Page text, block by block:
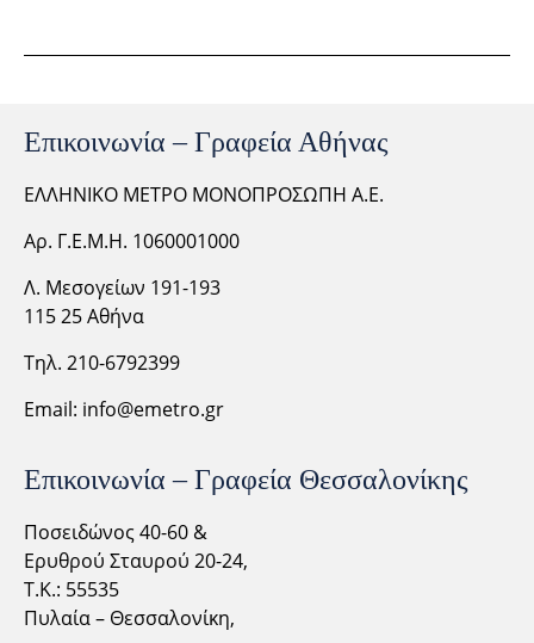
Επικοινωνία – Γραφεία Αθήνας
ΕΛΛΗΝΙΚΟ ΜΕΤΡΟ ΜΟΝΟΠΡΟΣΩΠΗ Α.Ε.
Αρ. Γ.Ε.Μ.Η. 1060001000
Λ. Μεσογείων 191-193
115 25 Αθήνα
Τηλ. 210-6792399
Email: info@emetro.gr
Επικοινωνία – Γραφεία Θεσσαλονίκης
Ποσειδώνος 40-60 &
Ερυθρού Σταυρού 20-24,
Τ.Κ.: 55535
Πυλαία – Θεσσαλονίκη,